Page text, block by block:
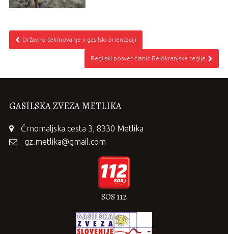
Državno tekmovanje v gasilski orientaciji
Regijski posvet članic Belokranjske regije
GASILSKA ZVEZA METLIKA
Črnomaljska cesta 3, 8330 Metlika
gz.metlika@gmail.com
SOS 112